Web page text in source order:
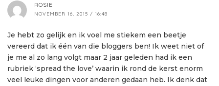
ROSIE
NOVEMBER 16, 2015 / 16:48
Je hebt zo gelijk en ik voel me stiekem een beetje
vereerd dat ik één van die bloggers ben! Ik weet niet of
je me al zo lang volgt maar 2 jaar geleden had ik een
rubriek ‘spread the love’ waarin ik rond de kerst enorm
veel leuke dingen voor anderen gedaan heb. Ik denk dat